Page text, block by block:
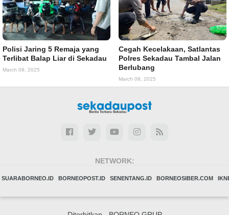
Polisi Jaring 5 Remaja yang
Terlibat Balap Liar di Sekadau
March 09, 2025
Cegah Kecelakaan, Satlantas
Polres Sekadau Tambal Jalan
Berlubang
March 08, 2025
NETWORK:
SUARABORNEO.ID BORNEOPOST.ID SENENTANG.ID BORNEOSIBER.COM